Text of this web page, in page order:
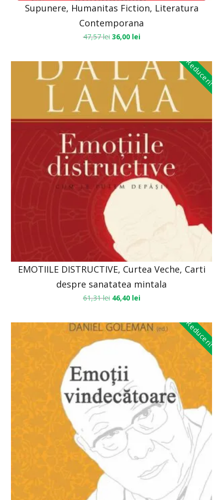
Supunere, Humanitas Fiction, Literatura
Contemporana
47,57lei 36,00 lei
Reduceri!
EMOTIILE DISTRUCTIVE, Curtea Veche, Carti
despre sanatatea mintala
61,31lei 46,40 lei
Reduceri!